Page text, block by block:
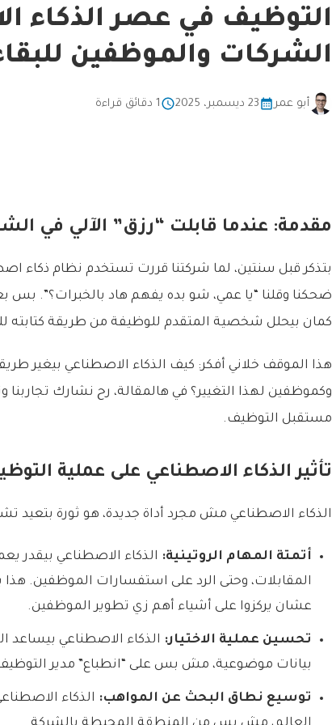
التوظيف في عصر الذكاء
الشركات والموظفين
أبو عمر 23 ديسمبر، 2025 1 دقائق قراءة
مقدمة: عندما قابلت “رزق” الآلي في
بتذكر قبل سنتين، لما شركتنا قررت تستخدم نظام ذكاء
ضحكنا وقلنا “يا عمي، شو بده يفهم هاد بالخبرات؟”. بس
كمان بيحلل شخصية المتقدم للوظيفة من طريقة كتابته
هذا الموقف خلاني أفكر: كيف الذكاء الاصطناعي بيغير
وكموظفين لهذا التغيير؟ في هالمقالة، رح نشارك
مستقبل التوظيف.
تأثير الذكاء الاصطناعي على عملية
الذكاء الاصطناعي مش مجرد أداة جديدة، هو ثورة
أتمتة المهام الروتينية: الذكاء الاصطناعي بيقدر
المقابلات، وحتى الرد على استفسارات الموظفين. هذا
عشان يركزوا على أشياء أهم زي تطوير الموظفين.
تحسين عملية الاختيار: الذكاء الاصطناعي بيساعد
بيانات موضوعية، مش بس على “انطباع” مدير
توسيع نطاق البحث عن المواهب: الذكاء